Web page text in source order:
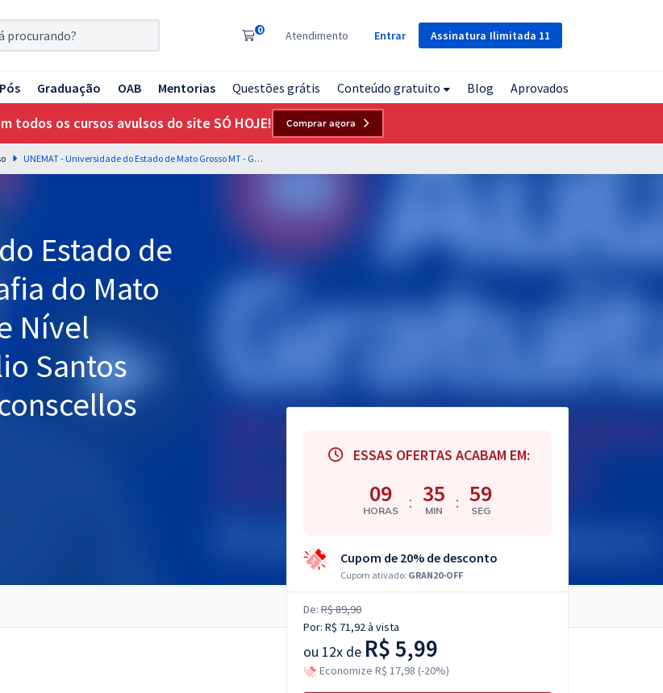
Assinatura Ilimitada 11
0 Atendimento Entrar
Pós Graduação OAB Mentorias Questões grátis Conteúdo gratuito Blog Aprovados
todos os cursos avulsos do site SÓ HOJE! Comprar agora
UNEMAT - Universidade do Estado de Mato Grosso MT - Geografia do Mato Grosso para os Cargos de Nível Superior - Professor: Júlio Santos (videoaula) & Daniel Vasconscellos (PDFs)
Estado de
do Mato
Nível
Santos
ESSAS OFERTAS ACABAM EM:
09
HORAS : 35
MIN : 58
SEG
Cupom de 20% de desconto
Cupom ativado: GRAN20-OFF
De: R$ 89,90
Por: R$ 71,92à vista
ou 12x de R$ 5,99
Economize R$ 17,98 (-20%)